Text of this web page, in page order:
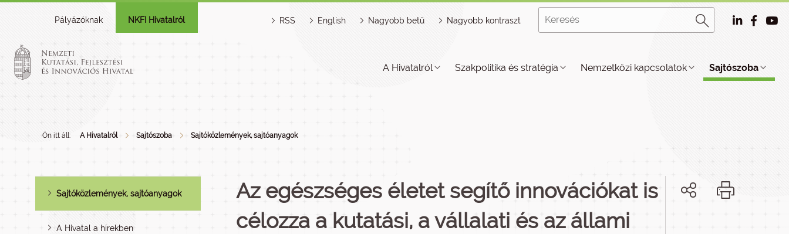
Pályázóknak NKFI Hivatalról RSS English Nagyobb betű Nagyobb kontraszt
A Hivatalról Szakpolitika és stratégia Nemzetközi kapcsolatok Sajtószoba
Ön itt áll: A Hivatalról Sajtószoba Sajtóközlemények, sajtóanyagok
Sajtóközlemények, sajtóanyagok
A Hivatal a hírekben
Az egészséges életet segítő innovációkat is
célozza a kutatási, a vállalati és az állami